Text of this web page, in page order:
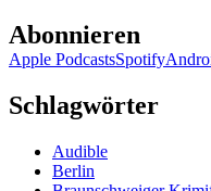
Abonnieren
Apple PodcastsSpotify
Schlagwörter
Audible
Berlin